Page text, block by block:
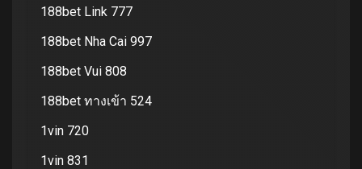
188bet Link 777
188bet Nha Cai 997
188bet Vui 808
188bet ทางเข้า 524
1vin 720
1vin 831